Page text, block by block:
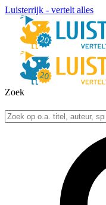
Luisterrijk - vertelt alles
Zoek